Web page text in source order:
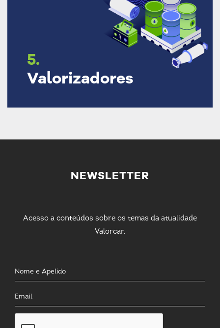
5.
Valorizadores
NEWSLETTER
Acesso a conteúdos sobre os temas da atualidade
Valorcar.